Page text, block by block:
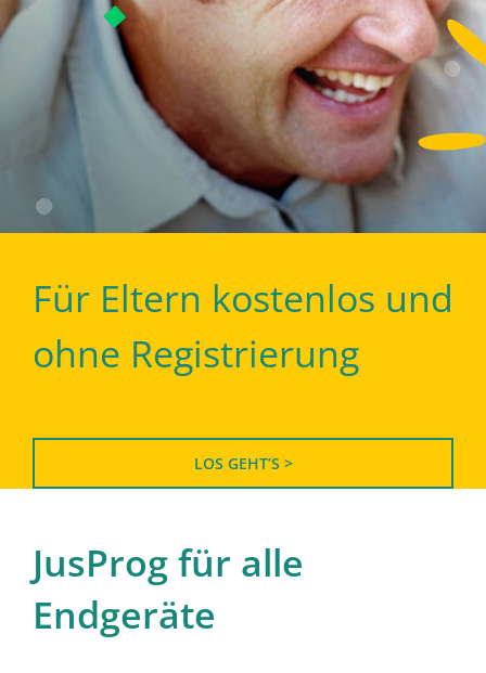
Für Eltern kostenlos und
ohne Registrierung
LOS GEHT’S >
JusProg für alle
Endgeräte